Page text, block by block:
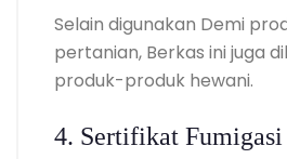
Selain digunakan Demi
pertanian, Berkas ini juga
produk-produk hewani.
4. Sertifikat Fumigasi